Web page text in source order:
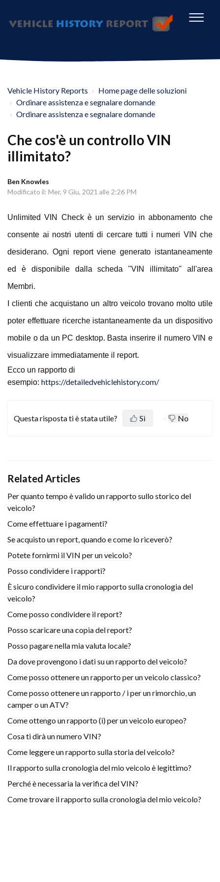
Vehicle History Reports
Home page delle soluzioni
Ordinare assistenza e segnalare domande
Ordinare assistenza e segnalare domande
Che cos'è un controllo VIN
illimitato?
Ben Knowles
Modificato il: Mer, 9 Giu, 2021 alle 2:26 PM
Unlimited VIN Check è un servizio in abbonamento che
consente ai nostri utenti di cercare tutti i numeri VIN che
desiderano. Ogni report viene generato istantaneamente
ed è disponibile dalla scheda "VIN illimitato" all'area
Membri.
I clienti che acquistano un altro veicolo trovano molto utile
poter effettuare ricerche istantaneamente da un dispositivo
mobile o da un PC desktop. Basta inserire il numero VIN e
visualizzare immediatamente il report.
Ecco un rapporto di
esempio: https://detailedvehiclehistory.com/
Questa risposta ti è stata utile? Sì No
Related Articles
Per quanto tempo è valido un rapporto sullo storico del
veicolo?
Come effettuare i pagamenti?
Se acquisto un report, quando e come lo riceverò?
Potete fornirmi il VIN per un veicolo?
Posso condividere i rapporti?
È sicuro condividere il mio rapporto sulla cronologia del
veicolo?
Come posso condividere il report?
Posso scaricare una copia del report?
Posso pagare nella mia valuta locale?
Da dove provengono i dati su un rapporto del veicolo?
Come posso ottenere un rapporto per un veicolo classico?
Come posso ottenere un rapporto / i per un rimorchio, un
camper o un ATV?
Come ottengo un rapporto (i) per un veicolo europeo?
Cosa ti dirà un numero VIN?
Come leggere un rapporto sulla storia del veicolo?
Il rapporto sulla cronologia del mio veicolo è legittimo?
Perché è necessaria la verifica del VIN?
Come trovare il rapporto sulla cronologia del mio veicolo?